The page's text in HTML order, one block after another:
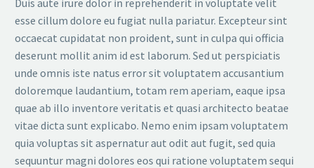
esse cillum dolore eu fugiat nulla pariatur. Excepteur sint
occaecat cupidatat non proident, sunt in culpa qui officia
deserunt mollit anim id est laborum. Sed ut perspiciatis
unde omnis iste natus error sit voluptatem accusantium
doloremque laudantium, totam rem aperiam, eaque ipsa
quae ab illo inventore veritatis et quasi architecto beatae
vitae dicta sunt explicabo. Nemo enim ipsam voluptatem
quia voluptas sit aspernatur aut odit aut fugit, sed quia
sequuntur magni dolores eos qui ratione voluptatem sequi